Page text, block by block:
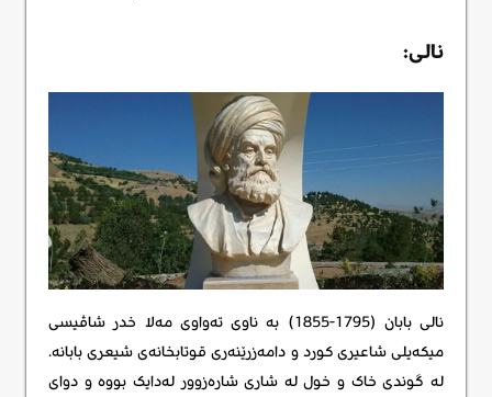
نالی:
نالی بابان (1795-1855) بە ناوی تەواوی مەلا خدر شاڤیسی
میکەیلی شاعیری کورد و دامەزرێنەری قوتابخانەی شیعری بابانە.
لە گوندی خاک و خول لە شاری شارەزوور لەدایک بووە و دوای